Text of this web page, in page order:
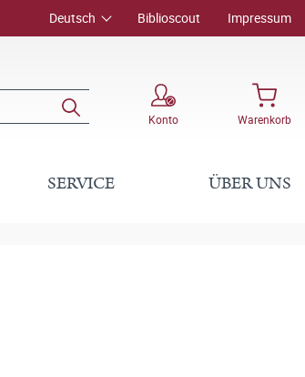
Deutsch Biblioscout Impressum
Konto Warenkorb
SERVICE ÜBER UNS